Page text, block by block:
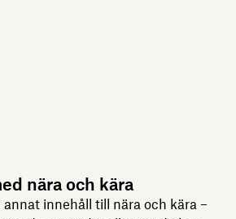
nära och kära
innehåll till nära och kära –